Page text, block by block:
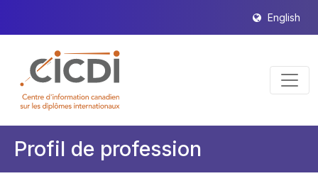
English
Profil de profession